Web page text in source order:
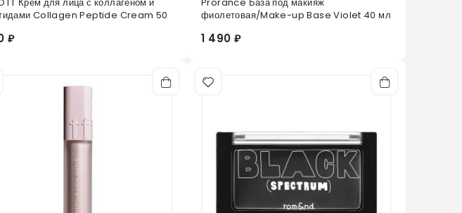
Collagen Peptide Cream 50
₽
0 из 5
фиолетовая/Make-up Base Violet 40 мл
1 490 ₽